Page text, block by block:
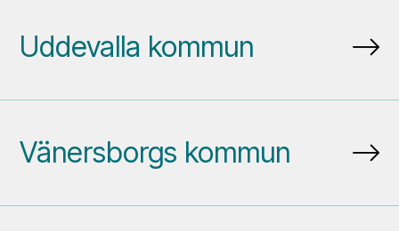
Uddevalla kommun
Vänersborgs kommun